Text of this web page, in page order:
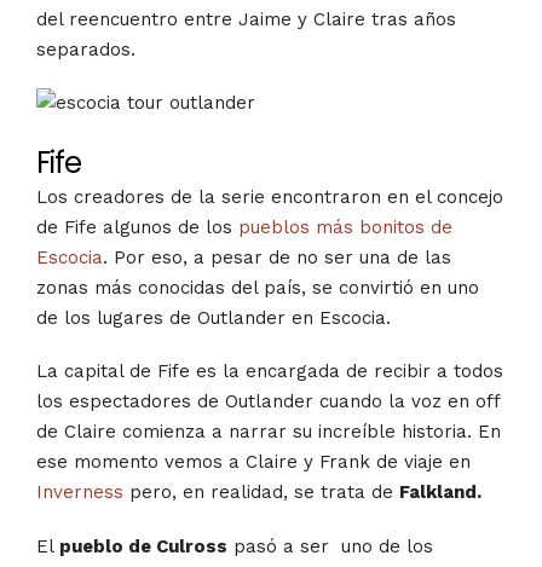
del reencuentro entre Jaime y Claire tras años
separados.
Fife
Los creadores de la serie encontraron en el concejo
de Fife algunos de los pueblos más bonitos de
Escocia. Por eso, a pesar de no ser una de las
zonas más conocidas del país, se convirtió en uno
de los lugares de Outlander en Escocia.
La capital de Fife es la encargada de recibir a todos
los espectadores de Outlander cuando la voz en off
de Claire comienza a narrar su increíble historia. En
ese momento vemos a Claire y Frank de viaje en
Inverness pero, en realidad, se trata de Falkland.
El pueblo de Culross pasó a ser uno de los